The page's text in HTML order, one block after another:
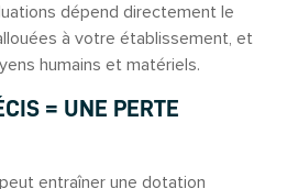
dépend directement le
à votre établissement, et
humains et matériels.
= UNE PERTE
entraîner une dotation